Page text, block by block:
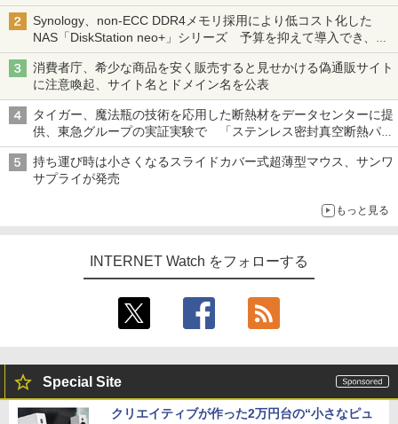
Synology、non-ECC DDR4メモリ採用により低コスト化した
NAS「DiskStation neo+」シリーズ 予算を抑えて導入でき、
ECCメモリへのアップグレードも可能
消費者庁、希少な商品を安く販売すると見せかける偽通販サイト
に注意喚起、サイト名とドメイン名を公表
タイガー、魔法瓶の技術を応用した断熱材をデータセンターに提
供、東急グループの実証実験で 「ステンレス密封真空断熱パネ
ル TIVIP」
持ち運び時は小さくなるスライドカバー式超薄型マウス、サンワ
サプライが発売
もっと見る
INTERNET Watch をフォローする
Special Site
クリエイティブが作った2万円台の“小さなピュ